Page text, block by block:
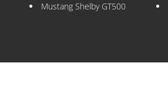
Mustang Shelby GT500